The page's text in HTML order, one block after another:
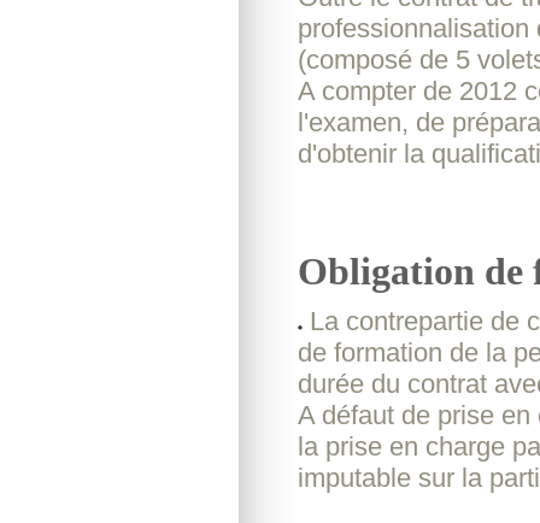
professionnalisation
(composé de 5
A compter de 2012
l'examen, de
d'obtenir la
Obligation de
La contrepartie de
de formation de la
durée du contrat
A défaut de prise
la prise en charge
imputable sur la